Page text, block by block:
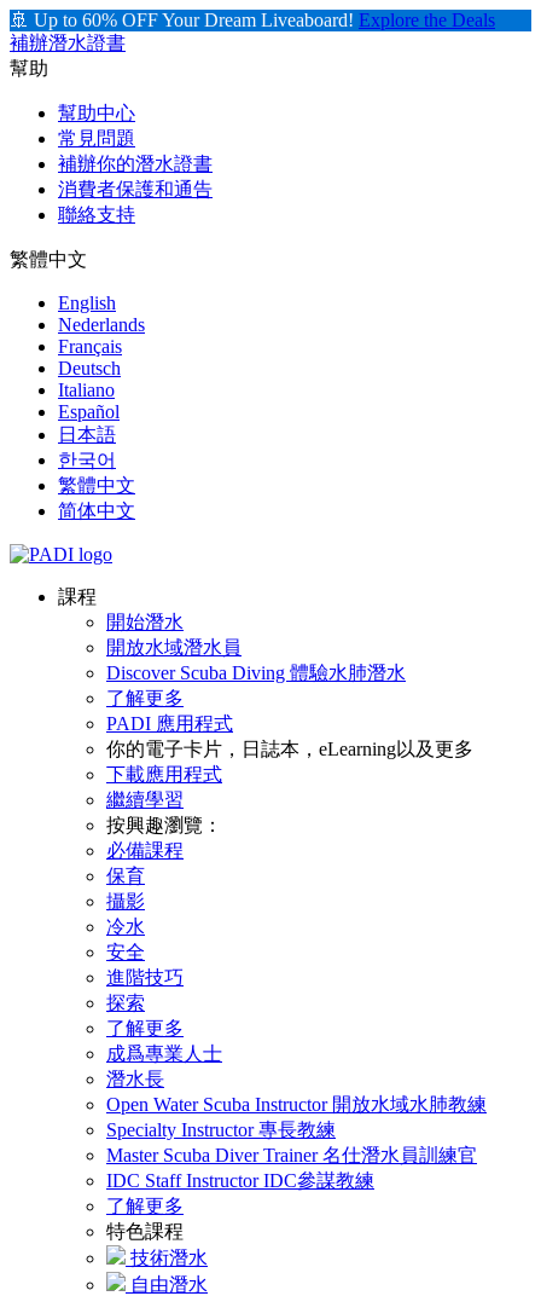
🚢 Up to 60% OFF Your Dream Liveaboard! Explore the Deals
補辦潛水證書
幫助
幫助中心
常見問題
補辦你的潛水證書
消費者保護和通告
聯絡支持
繁體中文
English
Nederlands
Français
Deutsch
Italiano
Español
日本語
한국어
繁體中文
简体中文
課程
開始潛水
開放水域潛水員
Discover Scuba Diving 體驗水肺潛水
了解更多
PADI 應用程式
你的電子卡片，日誌本，eLearning以及更多
下載應用程式
繼續學習
按興趣瀏覽：
必備課程
保育
攝影
冷水
安全
進階技巧
探索
了解更多
成爲專業人士
潛水長
Open Water Scuba Instructor 開放水域水肺教練
Specialty Instructor 專長教練
Master Scuba Diver Trainer 名仕潛水員訓練官
IDC Staff Instructor IDC參謀教練
了解更多
特色課程
技術潛水
自由潛水